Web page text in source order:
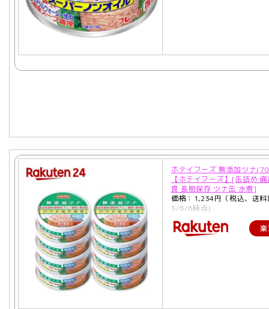
ホテイフーズ 無添加ツナ
【ホテイフーズ】[缶詰め
食 長期保存 ツナ缶 水煮]
価格：1,234円（税込、送
3/6/6時点)